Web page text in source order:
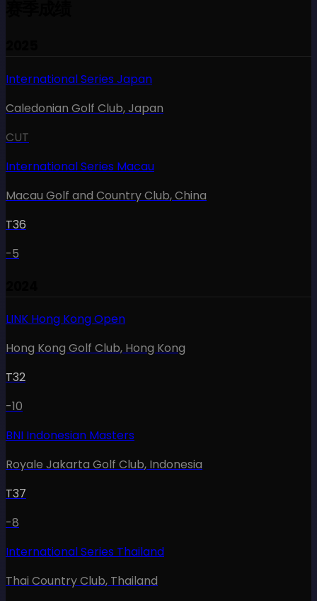
International Series Japan
Caledonian Golf Club,Japan
CUT
International Series Macau
Macau Golf and Country Club,China
T36
-5
LINK Hong Kong Open
Hong Kong Golf Club, Hong Kong
T32
-10
BNI Indonesian Masters
Royale Jakarta Golf Club, Indonesia
T37
-8
International Series Thailand
Thai Country Club, Thailand